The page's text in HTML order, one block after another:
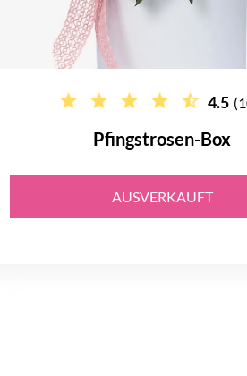
4.5
Pfingstrosen-Box
AUSVERKAUFT